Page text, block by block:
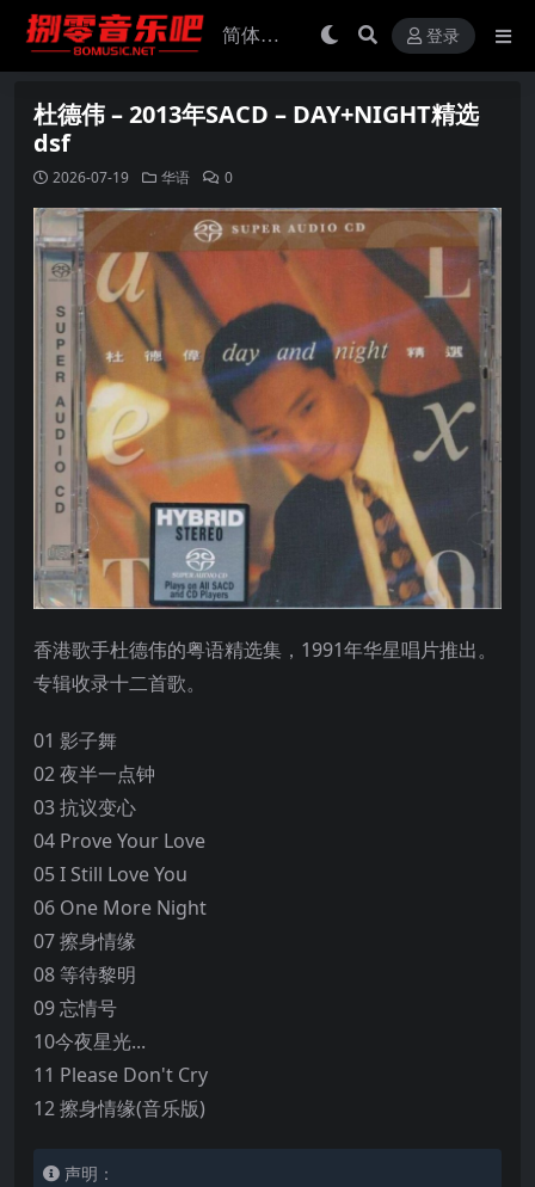
登录
杜德伟 – 2013年SACD – DAY+NIGHT精选
dsf
2026-07-19 华语 0
香港歌手杜德伟的粤语精选集，1991年华星唱片推出。
专辑收录十二首歌。
01 影子舞
02 夜半一点钟
03 抗议变心
04 Prove Your Love
05 I Still Love You
06 One More Night
07 擦身情缘
08 等待黎明
09 忘情号
10今夜星光...
11 Please Don't Cry
12 擦身情缘(音乐版)
声明：